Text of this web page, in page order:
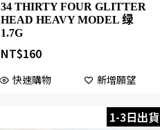
34 THIRTY FOUR GLITTER
HEAD HEAVY MODEL 绿
1.7G
NT$160
快速購物 新增願望
1-3日出貨